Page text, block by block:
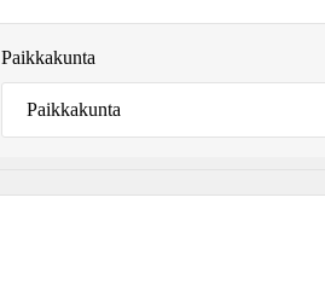
Paikkakunta